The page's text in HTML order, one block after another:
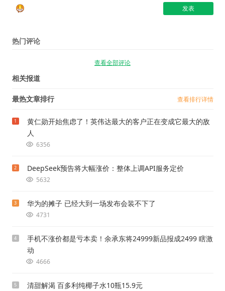
热门评论
查看全部评论
相关报道
最热文章排行 查看排行详情
1
黄仁勋开始焦虑了！英伟达最大的客户正在变成它最大的敌
人
6356
2 DeepSeek预告将大幅涨价：整体上调API服务定价
5632
3 华为的摊子 已经大到一场发布会装不下了
4731
4
手机不涨价都是亏本卖！余承东将24999新品报成2499 瞎激
动
4666
5 清甜解渴 百多利纯椰子水10瓶15.9元